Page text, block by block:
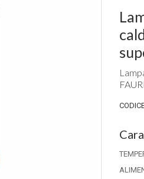
Lampadario BORA SUSPENSION 8.5W luce